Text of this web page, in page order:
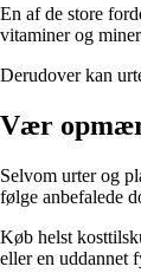
En af de store
vitaminer og
Derudover kan
Vær
Selvom urter og
følge anbefalede
Køb helst
eller en uddannet